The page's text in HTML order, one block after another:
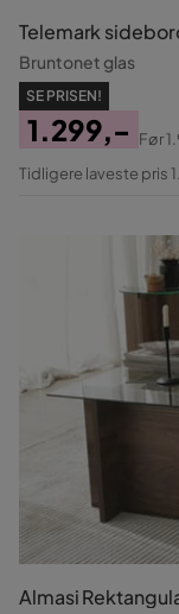
Telemark
Bruntonet glas
SE PRISEN!
Pris
1.299,-
Original
Før
Tidligere laveste pris
Almasi